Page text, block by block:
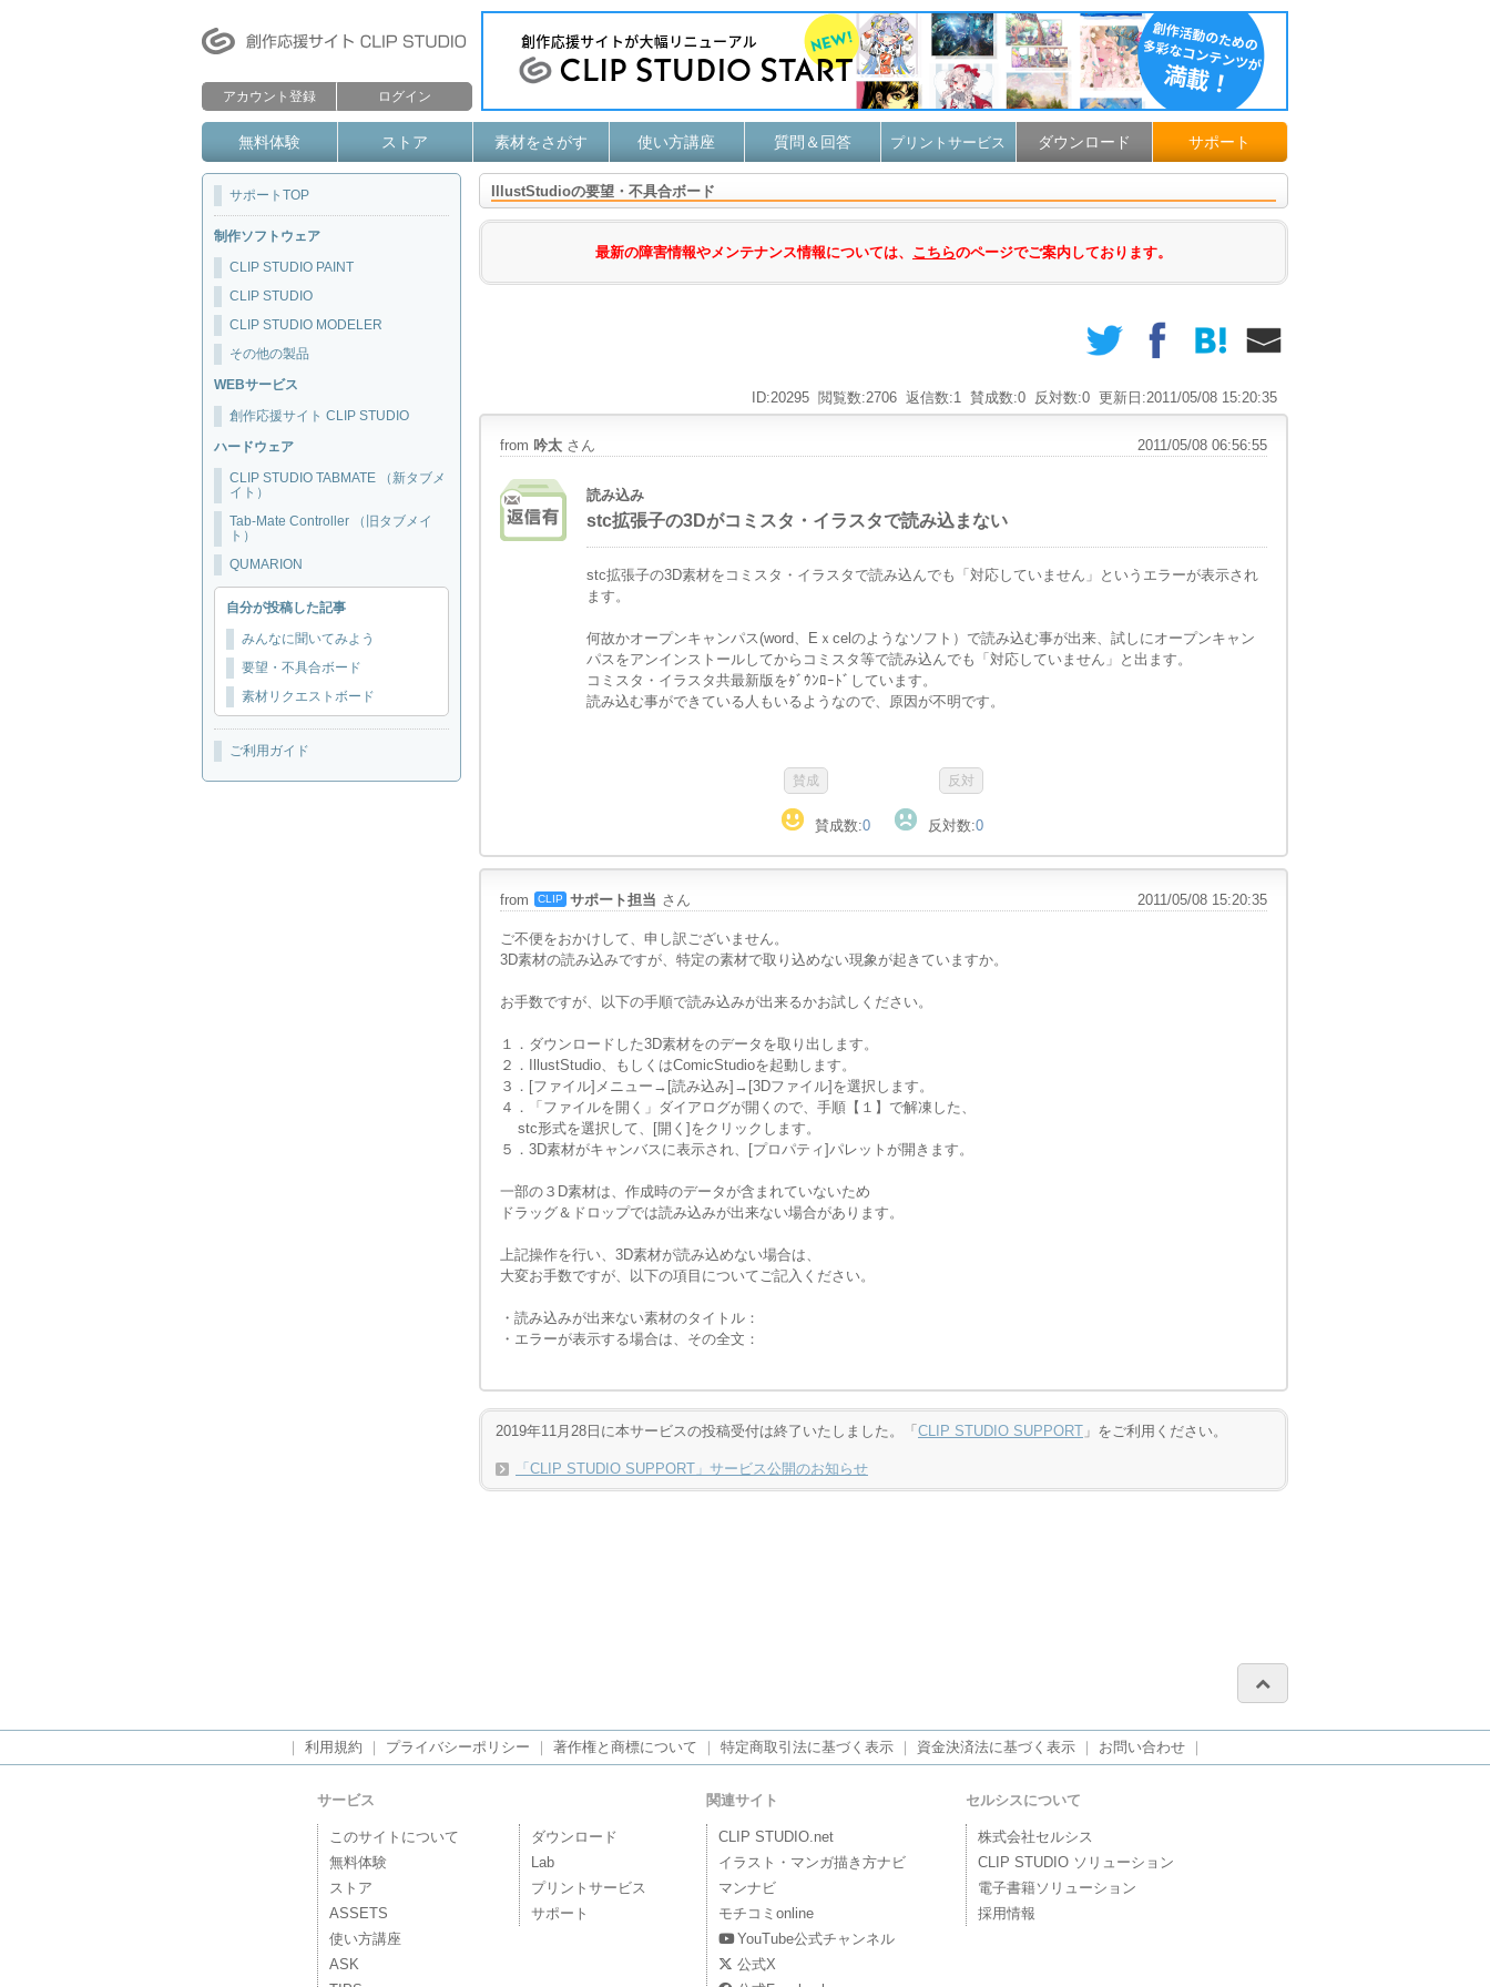
アカウント登録 ログイン
無料体験 ストア 素材をさがす 使い方講座 質問＆回答 プリントサービス ダウンロード サポート
サポートTOP
制作ソフトウェア
CLIP STUDIO PAINT
CLIP STUDIO
CLIP STUDIO MODELER
その他の製品
WEBサービス
創作応援サイト CLIP STUDIO
ハードウェア
CLIP STUDIO TABMATE （新タブメ
イト）
Tab-Mate Controller （旧タブメイ
ト）
QUMARION
自分が投稿した記事
みんなに聞いてみよう
要望・不具合ボード
素材リクエストボード
ご利用ガイド
IllustStudioの要望・不具合ボード
最新の障害情報やメンテナンス情報については、 こちらのページでご案内しております。
更新日:2011/05/08 15:20:35
反対数:0
賛成数:0
返信数:1
閲覧数:2706
ID:20295
from 吟太 さん 2011/05/08 06:56:55
読み込み
stc拡張子の3Dがコミスタ・イラスタで読み込まない
stc拡張子の3D素材をコミスタ・イラスタで読み込んでも「対応していません」というエラーが表示され
ます。
何故かオープンキャンパス(word、Eｘcelのようなソフト）で読み込む事が出来、試しにオープンキャン
パスをアンインストールしてからコミスタ等で読み込んでも「対応していません」と出ます。
コミスタ・イラスタ共最新版をﾀﾞｳﾝﾛｰﾄﾞしています。
読み込む事ができている人もいるようなので、原因が不明です。
賛成数:0 反対数:0
from CLIP サポート担当 さん 2011/05/08 15:20:35
ご不便をおかけして、申し訳ございません。
3D素材の読み込みですが、特定の素材で取り込めない現象が起きていますか。
お手数ですが、以下の手順で読み込みが出来るかお試しください。
１．ダウンロードした3D素材をのデータを取り出します。
２．IllustStudio、もしくはComicStudioを起動します。
３．[ファイル]メニュー→[読み込み]→[3Dファイル]を選択します。
４．「ファイルを開く」ダイアログが開くので、手順【１】で解凍した、
stc形式を選択して、[開く]をクリックします。
５．3D素材がキャンバスに表示され、[プロパティ]パレットが開きます。
一部の３D素材は、作成時のデータが含まれていないため
ドラッグ＆ドロップでは読み込みが出来ない場合があります。
上記操作を行い、3D素材が読み込めない場合は、
大変お手数ですが、以下の項目についてご記入ください。
・読み込みが出来ない素材のタイトル：
・エラーが表示する場合は、その全文：
2019年11月28日に本サービスの投稿受付は終了いたしました。「CLIP STUDIO SUPPORT 」をご利用ください。
「CLIP STUDIO SUPPORT」サービス公開のお知らせ
利用規約 プライバシーポリシー 著作権と商標について 特定商取引法に基づく表示 資金決済法に基づく表示 お問い合わせ
サービス
このサイトについて
無料体験
ストア
ASSETS
使い方講座
ASK
ダウンロード
Lab
プリントサービス
サポート
関連サイト
CLIP STUDIO.net
イラスト・マンガ描き方ナビ
マンナビ
モチコミonline
YouTube公式チャンネル
公式X
セルシスについて
株式会社セルシス
CLIP STUDIO ソリューション
電子書籍ソリューション
採用情報